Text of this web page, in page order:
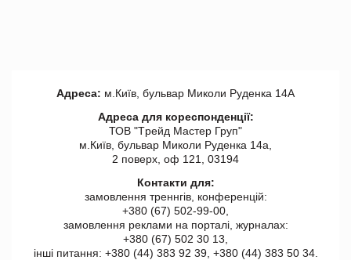
Адреса: м.Київ, бульвар Миколи Руденка 14А
Адреса для кореспонденції:
ТОВ "Tрейд Мастер Груп"
м.Київ, бульвар Миколи Руденка 14а,
2 поверх, оф 121, 03194
Контакти для:
замовлення треннгів, конференцій:
+380 (67) 502-99-00,
замовлення реклами на порталі, журналах:
+380 (67) 502 30 13,
інші питання: +380 (44) 383 92 39, +380 (44) 383 50 34.